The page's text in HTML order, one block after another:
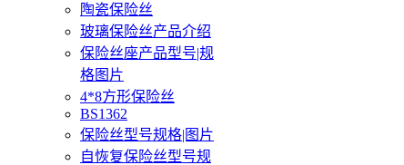
陶瓷保险丝
玻璃保险丝产品介绍
保险丝座产品型号|规
格图片
4*8方形保险丝
BS1362
保险丝型号规格|图片
自恢复保险丝型号规